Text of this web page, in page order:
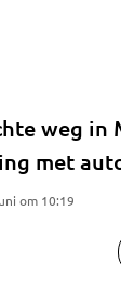
weg in
met
om 10:19